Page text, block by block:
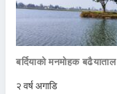
बर्दियाको मनमोहक बढैयाताल
२ वर्ष अगाडि